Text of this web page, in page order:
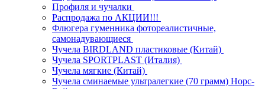
Профиля и чучалки
Распродажа по АКЦИИ!!!
Флюгера гуменника фотореалистичные,
самонадувающиеся
Чучела BIRDLAND пластиковые (Китай)
Чучела SPORTPLAST (Италия)
Чучела мягкие (Китай)
Чучела сминаемые ультралегкие (70 грамм) Норс-